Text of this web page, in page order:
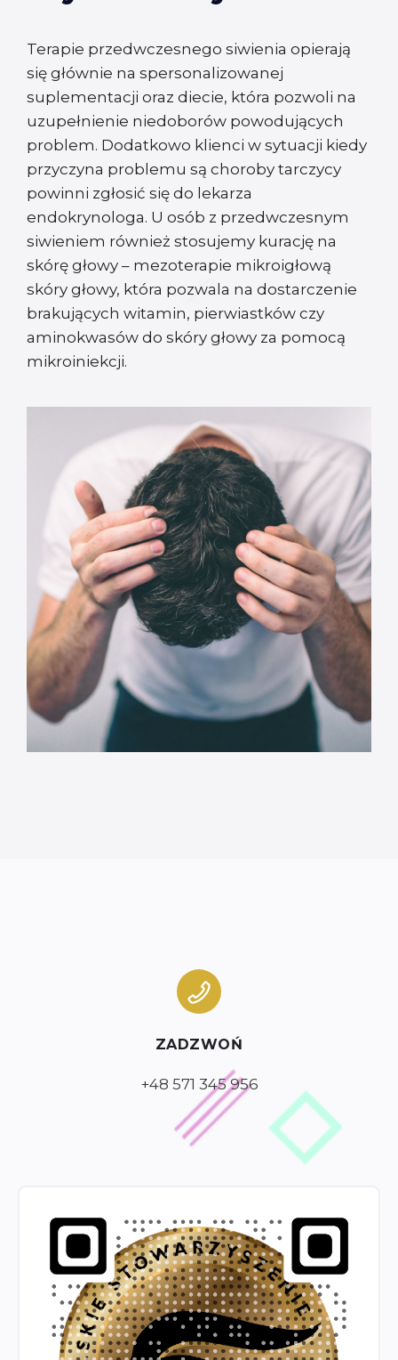
Terapie przedwczesnego siwienia opierają
się głównie na spersonalizowanej
suplementacji oraz diecie, która pozwoli na
uzupełnienie niedoborów powodujących
problem. Dodatkowo klienci w sytuacji kiedy
przyczyna problemu są choroby tarczycy
powinni zgłosić się do lekarza
endokrynologa. U osób z przedwczesnym
siwieniem również stosujemy kurację na
skórę głowy – mezoterapie mikroigłową
skóry głowy, która pozwala na dostarczenie
brakujących witamin, pierwiastków czy
aminokwasów do skóry głowy za pomocą
mikroiniekcji.
ZADZWOŃ
+48 571 345 956